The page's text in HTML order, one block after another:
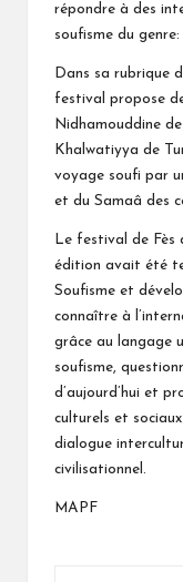
répondre à des
soufisme du
Dans sa rubrique
festival propose
Nidhamouddine
Khalwatiyya de
voyage soufi par
et du Samaâ des
Le festival de Fès
édition avait été
Soufisme et
connaître à
grâce au langage
soufisme,
d’aujourd’hui et
culturels et
dialogue
civilisationnel.
MAPF